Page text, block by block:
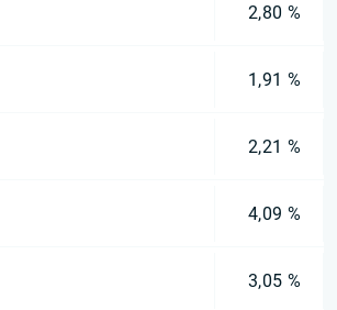
2,80 %
1,91 %
2,21 %
4,09 %
3,05 %